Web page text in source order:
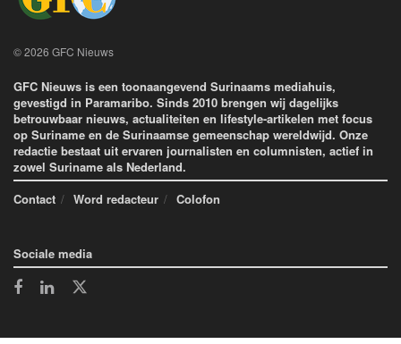
© 2026 GFC Nieuws
GFC Nieuws is een toonaangevend Surinaams mediahuis,
gevestigd in Paramaribo. Sinds 2010 brengen wij dagelijks
betrouwbaar nieuws, actualiteiten en lifestyle-artikelen met focus
op Suriname en de Surinaamse gemeenschap wereldwijd. Onze
redactie bestaat uit ervaren journalisten en columnisten, actief in
zowel Suriname als Nederland.
Contact
Word redacteur Colofon
Sociale media